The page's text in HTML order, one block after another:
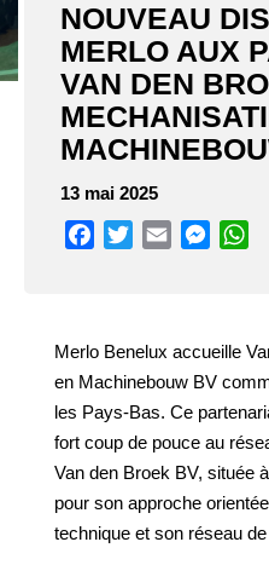
NOUVEAU
MERLO AUX
VAN DEN
13 mai 2025
Facebook
TwitterEmail
Merlo Benelux accueille
en Machinebouw BV
les Pays-Bas. Ce
fort coup de pouce au
Van den Broek BV, située
pour son approche
technique et son réseau